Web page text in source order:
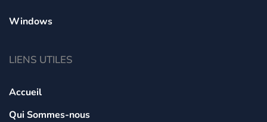
Windows
LIENS UTILES
Accueil
Qui Sommes-nous